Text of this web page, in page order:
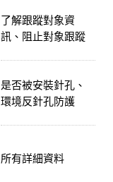
了解跟蹤對象資
訊、阻止對象跟蹤
是否被安裝針孔、
環境反針孔防護
所有詳細資料